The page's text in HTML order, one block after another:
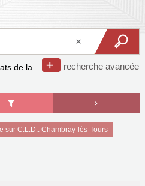
recherche avancée
de la
sur C.L.D.. Chambray-lès-Tours